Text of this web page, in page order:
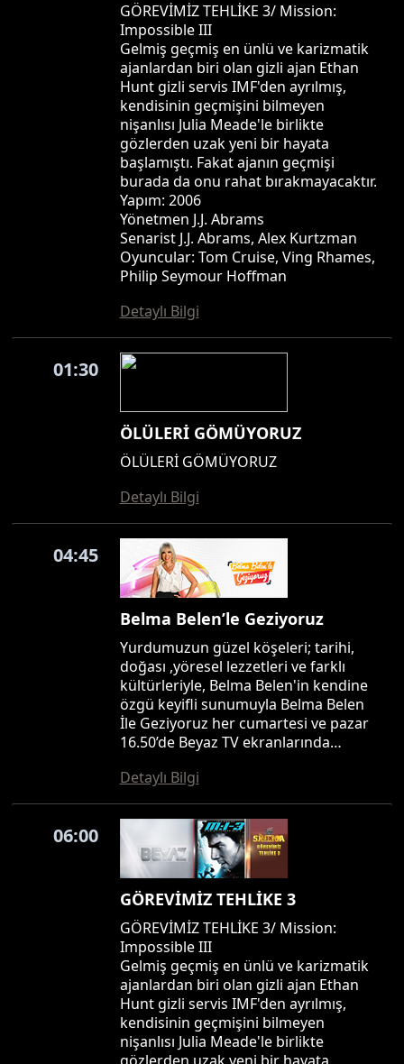
GÖREVİMİZ TEHLİKE 3/ Mission:
Impossible III
Gelmiş geçmiş en ünlü ve karizmatik
ajanlardan biri olan gizli ajan Ethan
Hunt gizli servis IMF'den ayrılmış,
kendisinin geçmişini bilmeyen
nişanlısı Julia Meade'le birlikte
gözlerden uzak yeni bir hayata
başlamıştı. Fakat ajanın geçmişi
burada da onu rahat bırakmayacaktır.
Yapım: 2006
Yönetmen J.J. Abrams
Senarist J.J. Abrams, Alex Kurtzman
Oyuncular: Tom Cruise, Ving Rhames,
Philip Seymour Hoffman
Detaylı Bilgi
01:30
ÖLÜLERİ GÖMÜYORUZ
ÖLÜLERİ GÖMÜYORUZ
Detaylı Bilgi
04:45
Belma Belen’le Geziyoruz
Yurdumuzun güzel köşeleri; tarihi,
doğası ,yöresel lezzetleri ve farklı
kültürleriyle, Belma Belen'in kendine
özgü keyifli sunumuyla Belma Belen
İle Geziyoruz her cumartesi ve pazar
16.50’de Beyaz TV ekranlarında…
Detaylı Bilgi
06:00
GÖREVİMİZ TEHLİKE 3
GÖREVİMİZ TEHLİKE 3/ Mission:
Impossible III
Gelmiş geçmiş en ünlü ve karizmatik
ajanlardan biri olan gizli ajan Ethan
Hunt gizli servis IMF'den ayrılmış,
kendisinin geçmişini bilmeyen
nişanlısı Julia Meade'le birlikte